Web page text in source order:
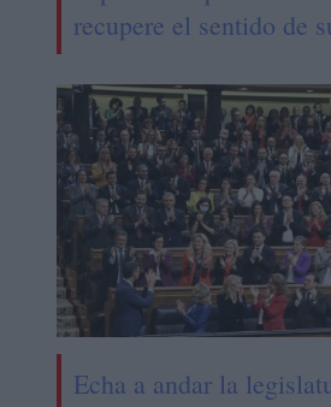
recupere el sentido de
Echa a andar la